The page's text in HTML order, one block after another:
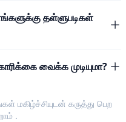
தள்ளுபடிகள்
வைக்க முடியுமா?
மகிழ்ச்சியுடன் கருத்து பெற
.